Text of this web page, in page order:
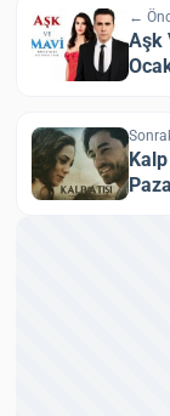
←
Aşk